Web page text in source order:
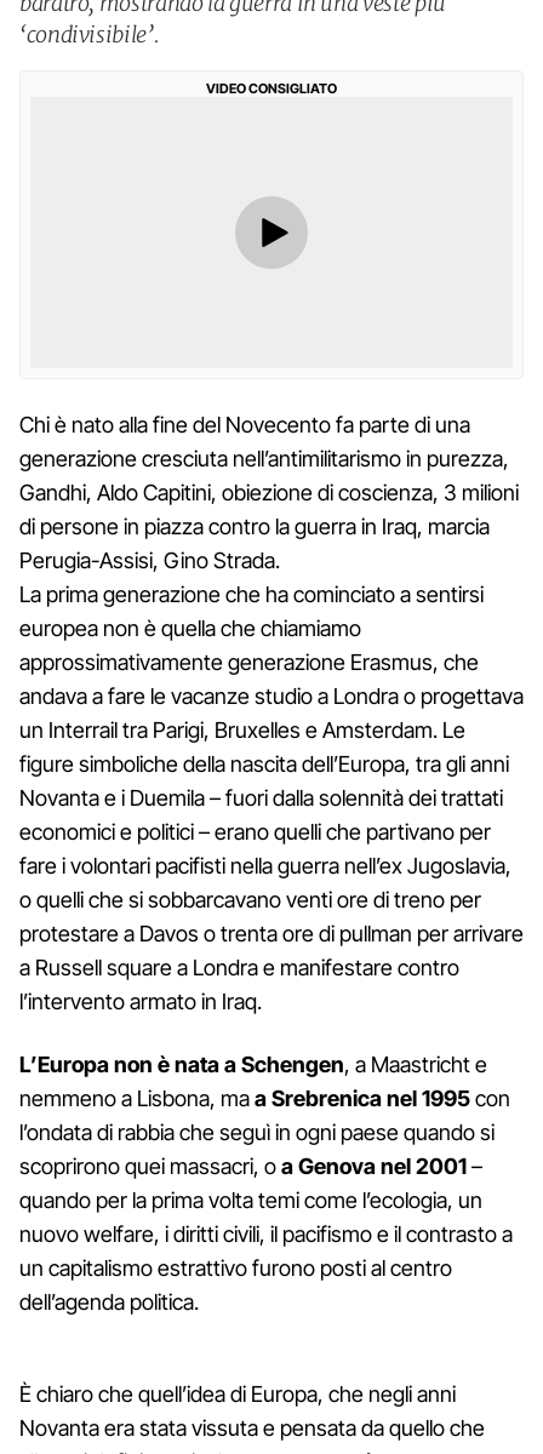
‘condivisibile’.
VIDEO CONSIGLIATO
Chi è nato alla fine del Novecento fa parte di una
generazione cresciuta nell’antimilitarismo in purezza,
Gandhi, Aldo Capitini, obiezione di coscienza, 3 milioni
di persone in piazza contro la guerra in Iraq, marcia
Perugia-Assisi, Gino Strada.
La prima generazione che ha cominciato a sentirsi
europea non è quella che chiamiamo
approssimativamente generazione Erasmus, che
andava a fare le vacanze studio a Londra o progettava
un Interrail tra Parigi, Bruxelles e Amsterdam. Le
figure simboliche della nascita dell’Europa, tra gli anni
Novanta e i Duemila – fuori dalla solennità dei trattati
economici e politici – erano quelli che partivano per
fare i volontari pacifisti nella guerra nell’ex Jugoslavia,
o quelli che si sobbarcavano venti ore di treno per
protestare a Davos o trenta ore di pullman per arrivare
a Russell square a Londra e manifestare contro
l’intervento armato in Iraq.
L’Europa non è nata a Schengen, a Maastricht e
nemmeno a Lisbona, maa Srebrenica nel 1995con
l’ondata di rabbia che seguì in ogni paese quando si
scoprirono quei massacri, oa Genova nel 2001–
quando per la prima volta temi come l’ecologia, un
nuovo welfare, i diritti civili, il pacifismo e il contrasto a
un capitalismo estrattivo furono posti al centro
dell’agenda politica.
È chiaro che quell’idea di Europa, che negli anni
Novanta era stata vissuta e pensata da quello che